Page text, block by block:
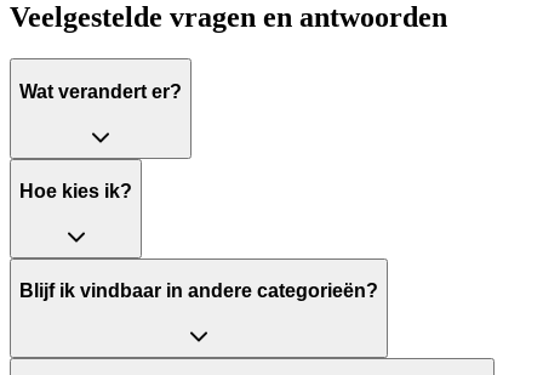
Veelgestelde vragen en antwoorden
Wat verandert er?
Hoe kies ik?
Blijf ik vindbaar in andere categorieën?